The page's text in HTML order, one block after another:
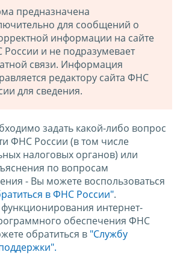
предназначена
для сообщений о
информации на сайте
и не подразумевает
связи. Информация
редактору сайта ФНС
для сведения.
задать какой-либо вопрос
ФНС России (в том числе
налоговых органов) или
по вопросам
- Вы можете воспользоваться
в ФНС России".
интернет-
обеспечения ФНС
обратиться в "Службу